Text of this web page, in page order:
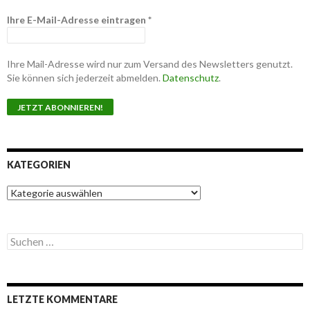
Ihre E-Mail-Adresse eintragen *
Ihre Mail-Adresse wird nur zum Versand des Newsletters genutzt.
Sie können sich jederzeit abmelden. Datenschutz.
KATEGORIEN
K
a
g
o
n
S
u
e
n
LETZTE KOMMENTARE